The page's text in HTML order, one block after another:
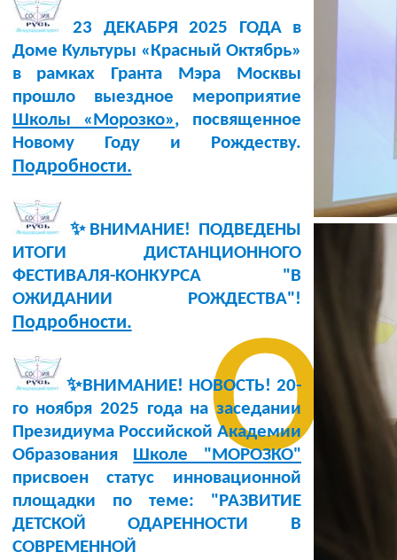
23 ДЕКАБРЯ 2025 ГОДА в
Доме Культуры «Красный Октябрь»
в рамках Гранта Мэра Москвы
прошло выездное мероприятие
Школы «Морозко», посвященное
Новому Году и Рождеству.
Подробности.
✨ВНИМАНИЕ! ПОДВЕДЕНЫ
ИТОГИ ДИСТАНЦИОННОГО
ФЕСТИВАЛЯ-КОНКУРСА "В
ОЖИДАНИИ РОЖДЕСТВА"!
Подробности.
✨ВНИМАНИЕ! НОВОСТЬ! 20-
го ноября 2025 годана заседании
Президиума Российской Академии
Образования Школе "МОРОЗКО"
присвоен статус инновационной
площадки по теме: "РАЗВИТИЕ
ДЕТСКОЙ ОДАРЕННОСТИ В
СОВРЕМЕННОЙ